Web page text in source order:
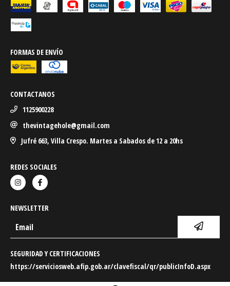
FORMAS DE ENVÍO
CONTACTANOS
1125900228
thevintagehole@gmail.com
Jufré 663, Villa Crespo. Martes a Sabados de 12 a 20hs
REDES SOCIALES
NEWSLETTER
SEGURIDAD Y CERTIFICACIONES
https://serviciosweb.afip.gob.ar/clavefiscal/qr/publicInfoD.aspx